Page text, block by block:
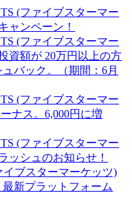
(ファイブスターマー
ャンペーン！
(ファイブスターマー
資額が 20万円以上の方
バック。（期間：6月
(ファイブスターマー
ナス。6,000円に増
(ファイブスターマー
ッシュのお知らせ！
ブスターマーケッツ)
新プラットフォーム